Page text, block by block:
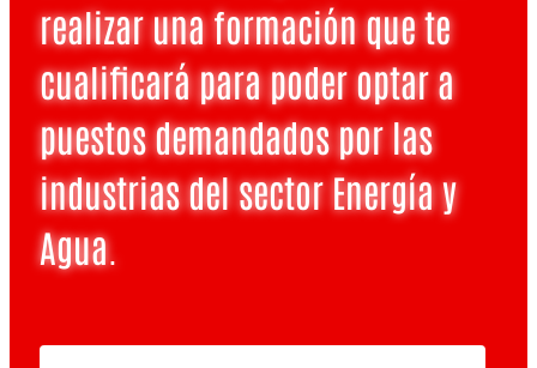
realizar una formación que te
cualificará para poder optar a
puestos demandados por las
industrias del sector Energía y
Agua.